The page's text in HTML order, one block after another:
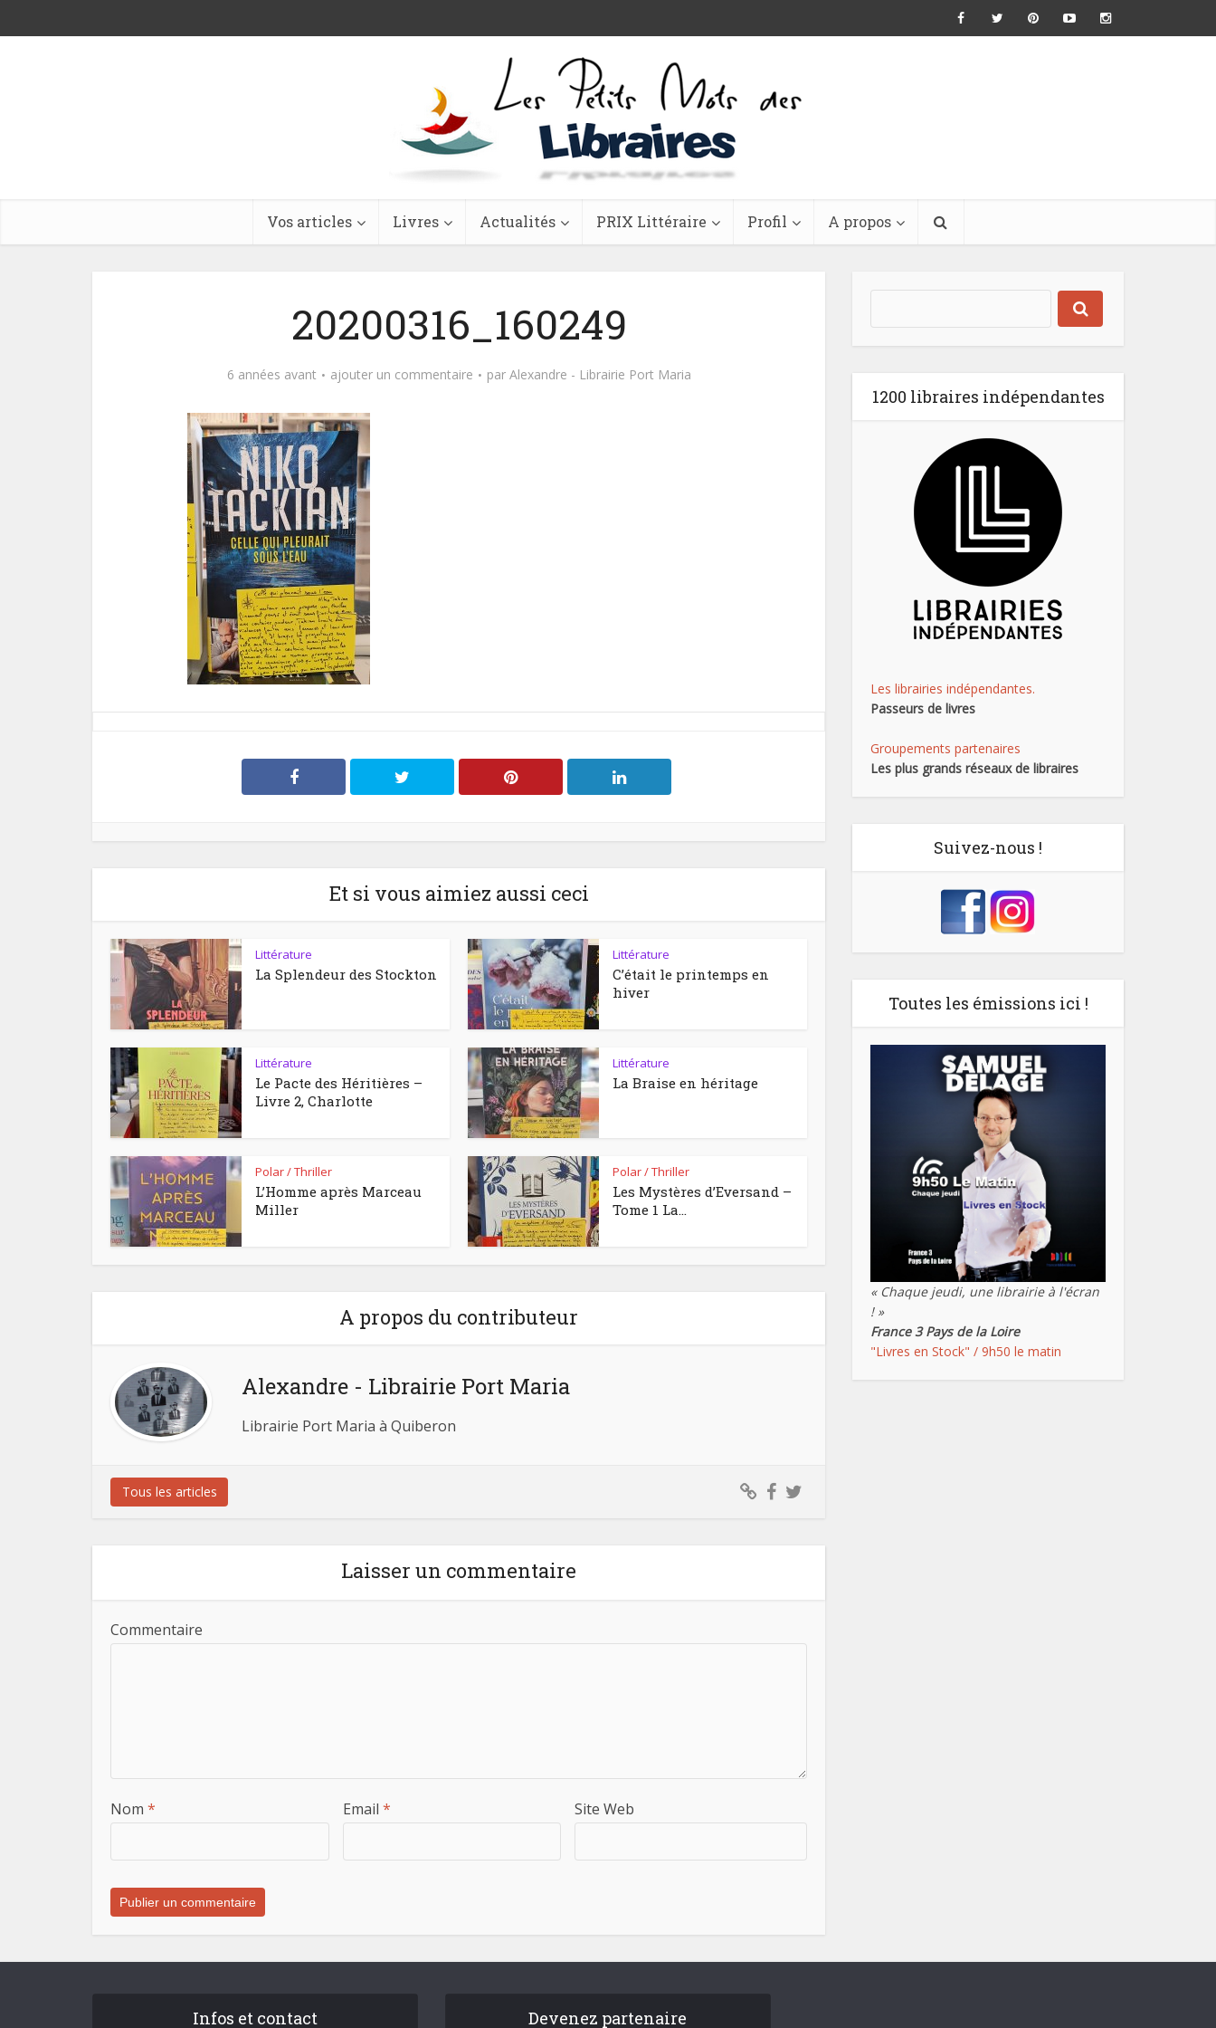
Vos articles Livres Actualités PRIX Littéraire Profil A propos
20200316_160249
6 années avant ajouter un commentaire par Alexandre - Librairie Port Maria
Et si vous aimiez aussi ceci
Littérature
La Splendeur des Stockton
Littérature
C’était le printemps en
hiver
Littérature
Le Pacte des Héritières –
Livre 2, Charlotte
Littérature
La Braise en héritage
Polar / Thriller
L’Homme après Marceau
Miller
Polar / Thriller
Les Mystères d’Eversand –
Tome 1 La...
A propos du contributeur
Alexandre - Librairie Port Maria
Librairie Port Maria à Quiberon
Tous les articles
Laisser un commentaire
Commentaire
Nom * Email * Site Web
1200 libraires indépendantes
Les librairies indépendantes.
Passeurs de livres
Groupements partenaires
Les plus grands réseaux de libraires
Suivez-nous !
Toutes les émissions ici !
« Chaque jeudi, une librairie à l'écran
! »
France 3 Pays de la Loire
"Livres en Stock" / 9h50 le matin
Infos et contact Devenez partenaire